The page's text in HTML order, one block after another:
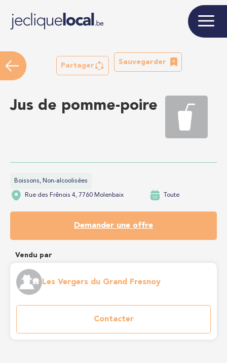
Partager
Sauvegarder
Jus de pomme-poire
Boissons, Non-alcoolisées
Rue des Frênois 4, 7760 Molenbaix Toute
Demander une offre
Vendu par
Les Vergers du Grand Fresnoy
Contacter